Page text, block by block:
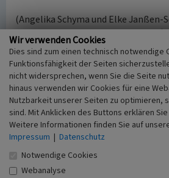
(Angelika Schyma und Elke Janßen-
Denkmalpflege im Rheinland, 2013)
Villa Willy-Brandt-Allee, Ecke
Schlagwörter
Botschaft (Bauwerk)
Straße / Hausnummer
Willy-Brandt-Allee 12
Ort
53113 Bonn
Gesetzlich geschütztes
Wir verwenden Cookies
Dies sind zum einen technisch notwendige
Funktionsfähigkeit der Seiten
nicht widersprechen, wenn Sie die Seite
hinaus verwenden wir Cookies für eine
Nutzbarkeit unserer Seiten zu optimieren,
sind. Mit Anklicken des Buttons erklären
Weitere Informationen finden Sie auf
Impressum | Datenschutz
Notwendige Cookies
Webanalyse